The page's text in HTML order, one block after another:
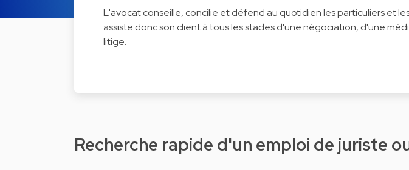
L'avocat conseille, concilie et défend au quotidien les particuliers et
assiste donc son client à tous les stades d'une négociation, d'une
litige.
Recherche rapide d'un emploi de juriste